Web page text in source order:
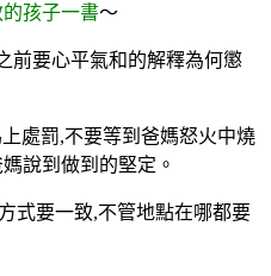
孩子一書～
前要心平氣和的解釋為何懲
上處罰,不要等到爸媽怒火中燒
說到做到的堅定。
式要一致,不管地點在哪都要